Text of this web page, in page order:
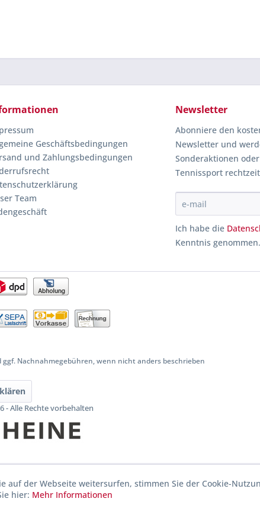
Geschäftsbedingungen
und Zahlungsbedingungen
Team
Newsletter
Abonniere den
Newsletter und
Sonderaktionen
Tennissport
Ich habe die
Kenntnis genommen.
ggf. Nachnahmegebühren, wenn nicht anders beschrieben
- Alle Rechte vorbehalten
auf der Webseite weitersurfen, stimmen Sie der Cookie-
hier: Mehr Informationen